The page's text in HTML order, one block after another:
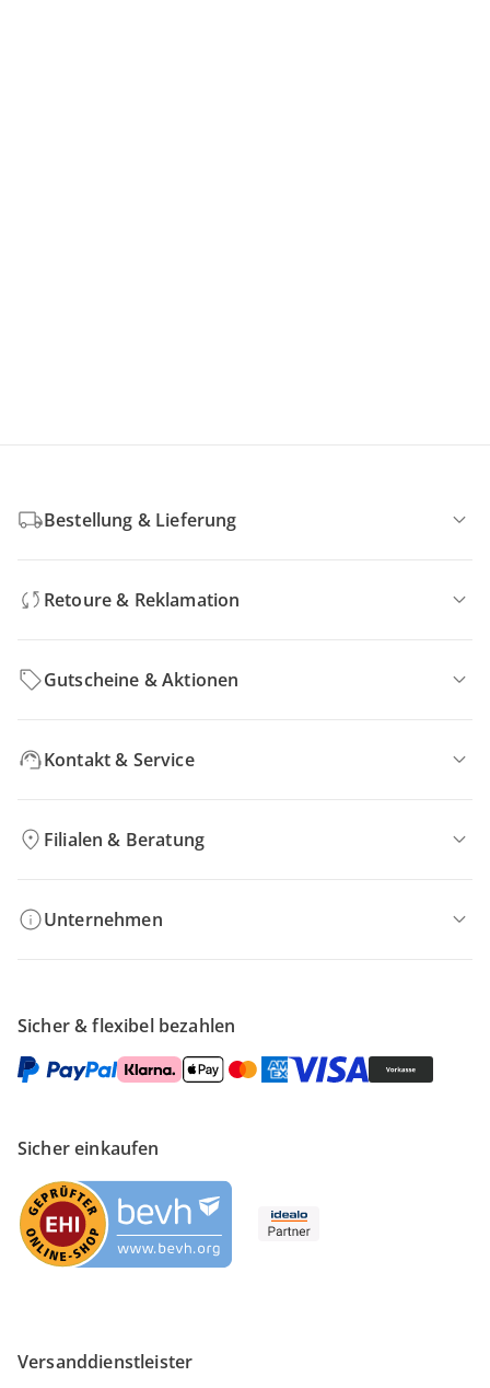
Bestellung & Lieferung
Retoure & Reklamation
Gutscheine & Aktionen
Kontakt & Service
Filialen & Beratung
Unternehmen
Sicher & flexibel bezahlen
Sicher einkaufen
Versanddienstleister